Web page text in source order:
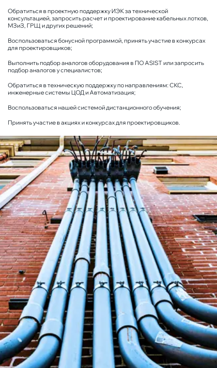
Обратиться в проектную поддержку ИЭК за технической
консультацией, запросить расчет и проектирование кабельных лотков,
МЗиЗ, ГРЩ и других решений;
Воспользоваться бонусной программой, принять участие в конкурсах
для проектировщиков;
Выполнить подбор аналогов оборудования в ПО ASIST или запросить
подбор аналогов у специалистов;
Обратиться в техническую поддержку по направлениям: СКС,
инженерные системы ЦОД и Автоматизация;
Воспользоваться нашей системой дистанционного обучения;
Принять участие в акциях и конкурсах для проектировщиков.